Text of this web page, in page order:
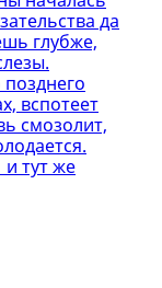
да
глубже,
вспотеет
смозолит,
тут же